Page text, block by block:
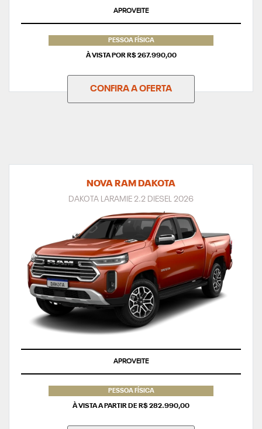
APROVEITE
PESSOA FÍSICA
À VISTA POR R$ 267.990,00
CONFIRA A OFERTA
NOVA RAM DAKOTA
DAKOTA LARAMIE 2.2 DIESEL 2026
APROVEITE
PESSOA FÍSICA
À VISTA A PARTIR DE R$ 282.990,00